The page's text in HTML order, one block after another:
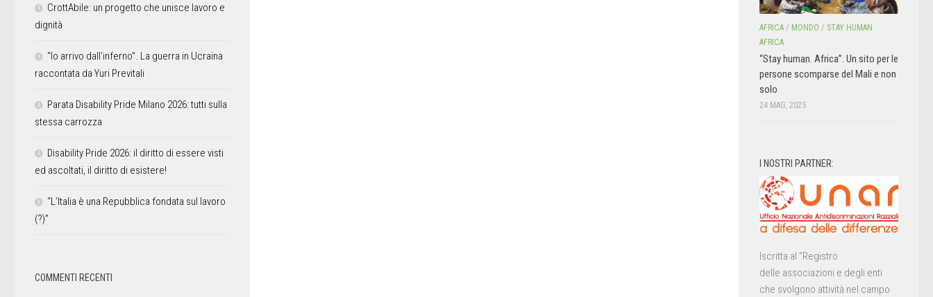
CrottAbile: un progetto che unisce lavoro e
dignità
“Io arrivo dall’inferno”. La guerra in Ucraina
raccontata da Yuri Previtali
Parata Disability Pride Milano 2026: tutti sulla
stessa carrozza
Disability Pride 2026: il diritto di essere visti
ed ascoltati, il diritto di esistere!
“L’Italia è una Repubblica fondata sul lavoro
(?)”
COMMENTI RECENTI
AFRICA / MONDO / STAY HUMAN
AFRICA
“Stay human. Africa”. Un sito per le
persone scomparse del Mali e non
solo
24 MAG, 2025
I NOSTRI PARTNER:
Iscritta al “Registro
delle associazioni e degli enti
che svolgono attività nel campo